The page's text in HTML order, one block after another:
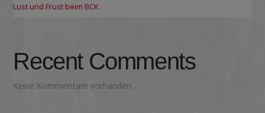
Lust und Frust beim BCK
Recent Comments
Keine Kommentare vorhanden.